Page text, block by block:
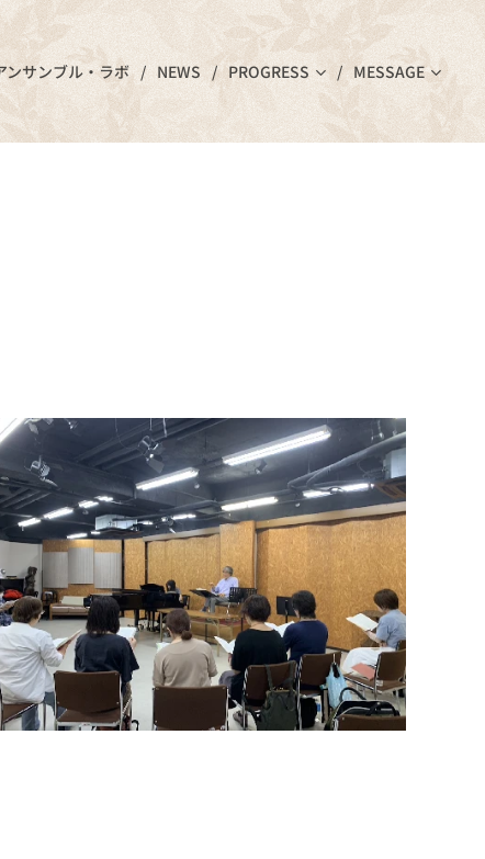
ンサンブル・ラボ NEWS PROGRESS MESSAGE